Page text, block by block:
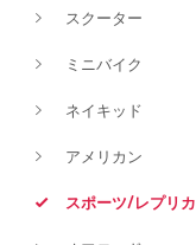
スクーター
ミニバイク
ネイキッド
アメリカン
スポーツ/レプリカ
価格